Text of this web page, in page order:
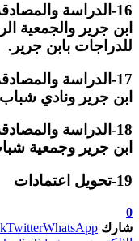
16-الدراسة
ابن جرير والجمعية
للدراجات بابن جرير.
17-الدراسة
ابن جرير ونادي
18-الدراسة
ابن جرير وجمعية
19-تحويل اعتمادات
0
شارك
TwitterWhatsApp